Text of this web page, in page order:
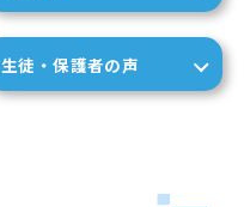
生徒・保護者の声